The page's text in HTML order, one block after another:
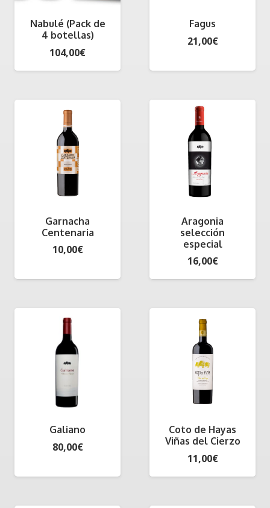
Nabulé (Pack de
4 botellas)
104,00€
Fagus
21,00€
Garnacha
Centenaria
10,00€
Aragonia
selección
especial
16,00€
Galiano
80,00€
Coto de Hayas
Viñas del Cierzo
11,00€